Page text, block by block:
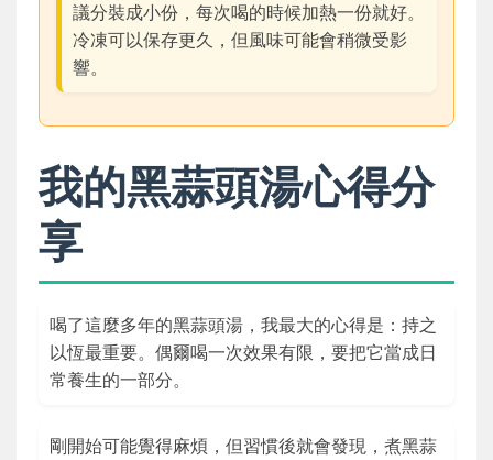
議分裝成小份，每次喝的時候加熱一份就好。
冷凍可以保存更久，但風味可能會稍微受影
響。
我的黑蒜頭湯心得分
享
喝了這麼多年的黑蒜頭湯，我最大的心得是：持之
以恆最重要。偶爾喝一次效果有限，要把它當成日
常養生的一部分。
剛開始可能覺得麻煩，但習慣後就會發現，煮黑蒜